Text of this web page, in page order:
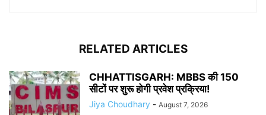
RELATED ARTICLES
CHHATTISGARH: MBBS की 150
सीटों पर शुरू होगी प्रवेश प्रक्रिया!
Jiya Choudhary - August 7, 2026